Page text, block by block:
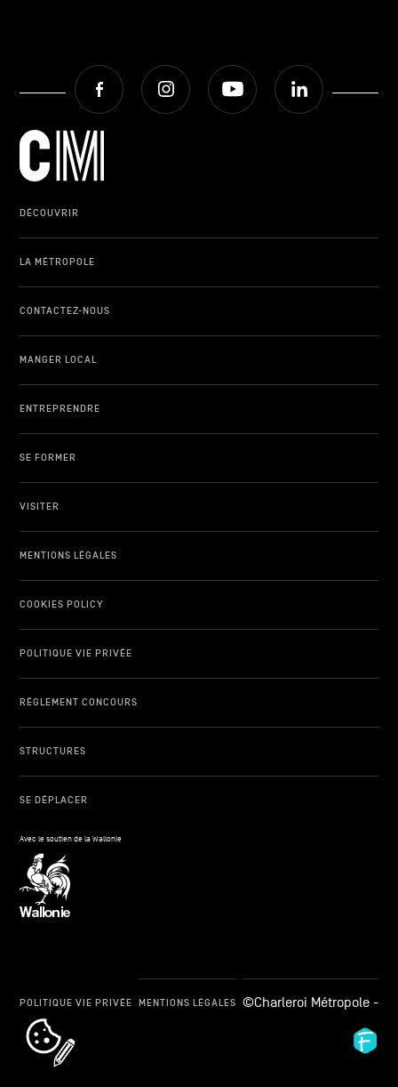
Facebook Instagram Youtube
DÉCOUVRIR
LA MÉTROPOLE
CONTACTEZ-NOUS
MANGER LOCAL
ENTREPRENDRE
SE FORMER
VISITER
MENTIONS LÉGALES
COOKIES POLICY
POLITIQUE VIE PRIVÉE
RÈGLEMENT CONCOURS
STRUCTURES
SE DÉPLACER
Avec le soutien de la Wallonie
cookie_notice_link
POLITIQUE VIE PRIVÉE MENTIONS LÉGALES ©Charleroi Métropole -